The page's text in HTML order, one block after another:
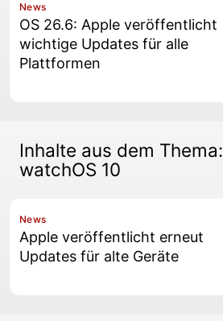
News
OS 26.6: Apple veröffentlicht
wichtige Updates für alle
Plattformen
Inhalte aus dem Thema:
watchOS 10
News
Apple veröffentlicht erneut
Updates für alte Geräte